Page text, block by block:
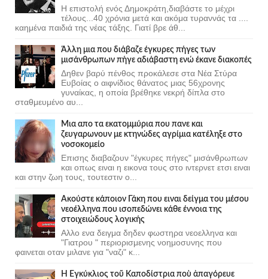
Η επιστολή ενός Δημοκράτη,διαβάστε το μέχρι
τέλους...40 χρόνια μετά και ακόμα τυραννάς τα ....
καημένα παιδιά της νέας τάξης. Γιατί βρε άθ...
Άλλη μια που διάβαζε έγκυρες πήγες των
μισάνθρωπων πήγε αδιάβαστη ενώ έκανε διακοπές
Δηθεν βαρύ πένθος προκάλεσε στα Νέα Στύρα
Ευβοίας ο αιφνίδιος θάνατος μιας 56χρονης
γυναίκας, η οποία βρέθηκε νεκρή δίπλα στο
σταθμευμένο αυ...
Μια απο τα εκατομμύρια που πανε και
ζευγαρωνουν με κτηνώδες αγρίμια κατέληξε στο
νοσοκομείο
Επισης διαβαζουν "έγκυρες πήγες" μισάνθρωπων
και οπως ειναι η εικονα τους στο ιντερνετ ετσι ειναι
και στην ζωη τους, τουτεστιν ο...
Ακούστε κάποιον Γάκη που ειναι δείγμα του μέσου
νεοέλληνα που ισοπεδώνει κάθε έννοια της
στοιχειώδους λογικής
Αλλο ενα δειγμα δηδεν φωστηρα νεοελληνα και
"Γιατρου " περιορισμενης νοημοσυνης που
φαινεται οταν μιλανε για "ναζι" κ...
Ἡ Ἐγκύκλιος τοῦ Καποδίστρια ποὺ ἀπαγόρευε